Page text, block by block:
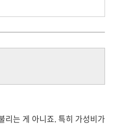
리는 게 아니죠. 특히 가성비가